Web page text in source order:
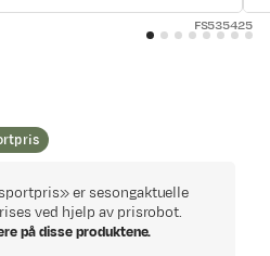
FS535425
er sesongaktuelle
ved hjelp av prisrobot.
på disse produktene.